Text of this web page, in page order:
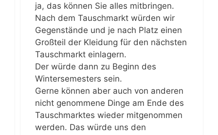
ja, das können Sie alles mitbringen.
Nach dem Tauschmarkt würden wir
Gegenstände und je nach Platz einen
Großteil der Kleidung für den nächsten
Tauschmarkt einlagern.
Der würde dann zu Beginn des
Wintersemesters sein.
Gerne können aber auch von anderen
nicht genommene Dinge am Ende des
Tauschmarktes wieder mitgenommen
werden. Das würde uns den